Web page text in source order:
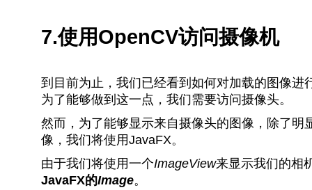
7.使用OpenCV访问摄像机
到目前为止，我们已经看到如何对加载的图像
为了能够做到这一点，我们需要访问摄像头。
然而，为了能够显示来自摄像头的图像，除了
像，我们将使用JavaFX。
由于我们将使用一个ImageView来显示我们的相
JavaFX的Image。